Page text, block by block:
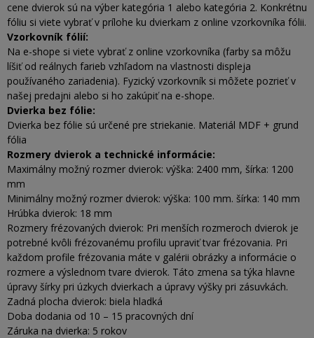
cene dvierok sú na výber kategória 1 alebo kategória 2. Konkrétnu
fóliu si viete vybrať v prílohe ku dvierkam z online vzorkovníka fólii.
Vzorkovník fólií:
Na e-shope si viete vybrať z online vzorkovníka (farby sa môžu
líšiť od reálnych farieb vzhľadom na vlastnosti displeja
používaného zariadenia). Fyzický vzorkovník si môžete pozrieť v
našej predajni alebo si ho zakúpiť na e-shope.
Dvierka bez fólie:
Dvierka bez fólie sú určené pre striekanie. Materiál MDF + grund
fólia
Rozmery dvierok a technické informácie:
Maximálny možný rozmer dvierok: výška: 2400 mm, šírka: 1200
mm
Minimálny možný rozmer dvierok: výška: 100 mm. šírka: 140 mm
Hrúbka dvierok: 18 mm
Rozmery frézovaných dvierok: Pri menších rozmeroch dvierok je
potrebné kvôli frézovanému profilu upraviť tvar frézovania. Pri
každom profile frézovania máte v galérii obrázky a informácie o
rozmere a výslednom tvare dvierok. Táto zmena sa týka hlavne
úpravy šírky pri úzkych dvierkach a úpravy výšky pri zásuvkách.
Zadná plocha dvierok: biela hladká
Doba dodania od 10 – 15 pracovných dní
Záruka na dvierka: 5 rokov